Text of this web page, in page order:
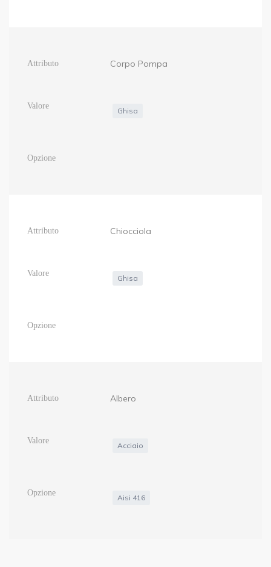
Corpo Pompa
Ghisa
Chiocciola
Ghisa
Albero
Acciaio
Aisi 416